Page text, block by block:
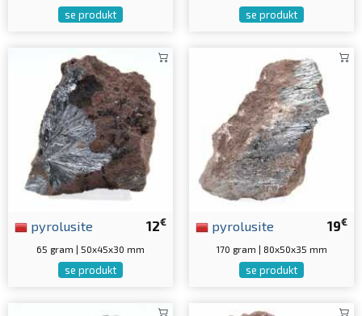
se produkt se produkt
12€
pyrolusite
65 gram | 50x45x30 mm
se produkt
19€
pyrolusite
170 gram | 80x50x35 mm
se produkt